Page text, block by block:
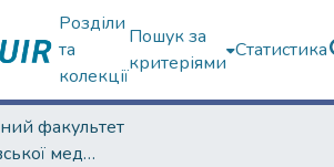
Розділи
та
колекції
Пошук за
критеріями
Статистика
факультет
Із історії харківської медичної школи